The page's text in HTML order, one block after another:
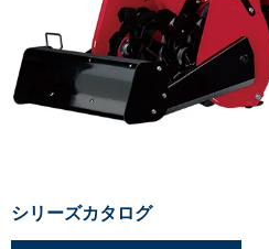
シリーズカタログ